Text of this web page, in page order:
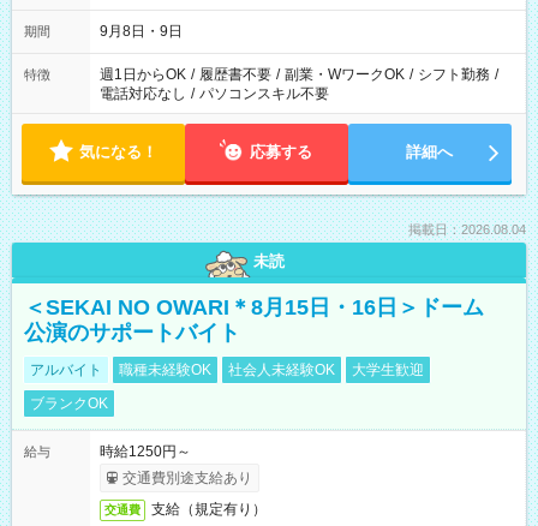
時間は変更となる可能性があります
期間 9月8日・9日
特徴 週1日からOK / 履歴書不要 / 副業・WワークOK / シフト勤務 /
電話対応なし / パソコンスキル不要
気になる！ 応募する 詳細へ
掲載日：2026.08.04
未読
＜SEKAI NO OWARI＊8月15日・16日＞ドーム
公演のサポートバイト
アルバイト 職種未経験OK 社会人未経験OK
大学生歓迎
ブランクOK
給与
時給1250円～
交通費別途支給あり
交通費 支給（規定有り）